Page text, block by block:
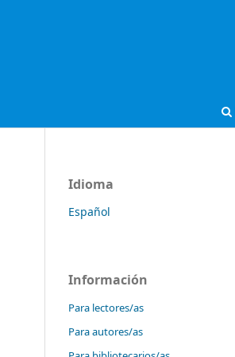
Idioma
Español
Información
Para lectores/as
Para autores/as